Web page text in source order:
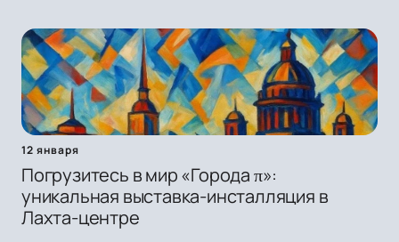
12 января
Погрузитесь в мир «Города π»:
уникальная выставка-инсталляция в
Лахта-центре